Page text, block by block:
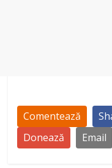
Comentează
Donează
Email